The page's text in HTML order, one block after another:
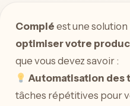
Complé est une
optimiser votre
que vous devez savoir :
Automatisation des
tâches répétitives pour